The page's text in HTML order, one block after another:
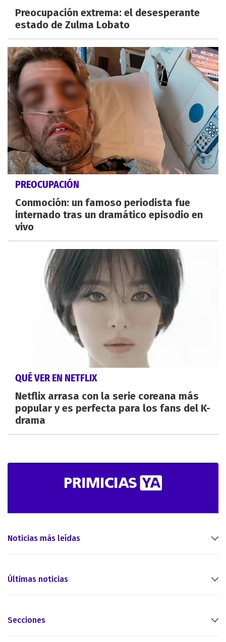
Preocupación extrema: el desesperante
estado de Zulma Lobato
PREOCUPACIÓN
Conmoción: un famoso periodista fue
internado tras un dramático episodio en
vivo
QUÉ VER EN NETFLIX
Netflix arrasa con la serie coreana más
popular y es perfecta para los fans del K-
drama
Noticias más leídas
Últimas noticias
Secciones